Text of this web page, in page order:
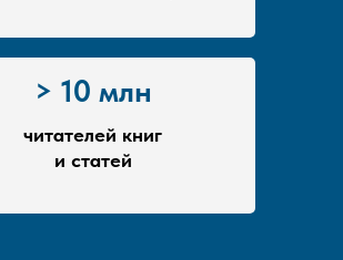
> 10 млн
читателей книг
и статей